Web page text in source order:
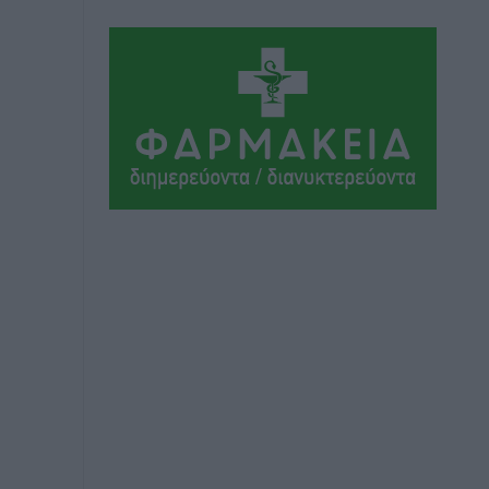
πριν 9 ώρες
Το στενό της Κρεμαστής μπήκε στη
λίστα των 7 θαυμάτων της αναμονής
Δημο-Κρίσεις• πριν 9 ώρες